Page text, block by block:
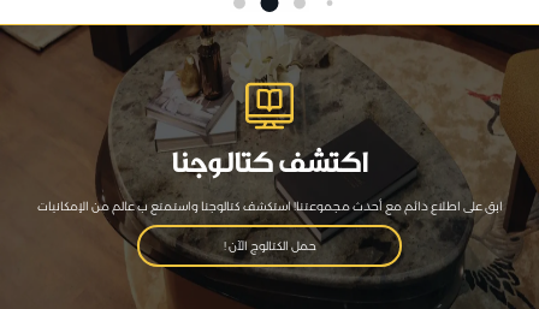
اكتشف كتالوجنا
ابق على اطلاع دائم مع أحدث مجموعتنا! استكشف كتالوجنا واستمتع ب عالم من الإمكانيات
حمل الكتالوج الآن !